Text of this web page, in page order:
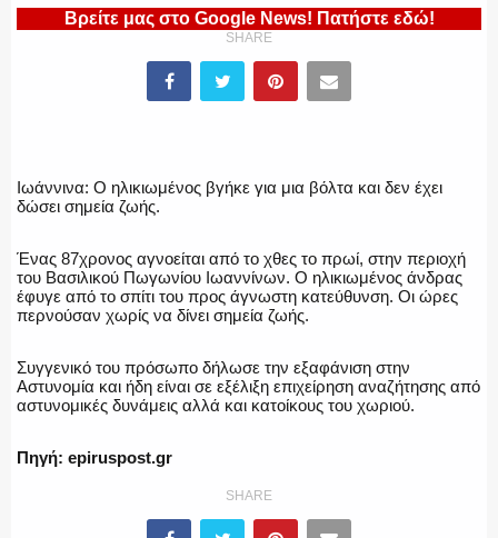
ΠΥΡΟΣΒΕΣΤΙΚΗ
ΛΙΜΕΝΙΚΟ
Βρείτε μας στο Google News! Πατήστε εδώ!
SHARE
Ιωάννινα: Ο ηλικιωμένος βγήκε για μια βόλτα και δεν έχει
δώσει σημεία ζωής.
Ένας 87χρονος αγνοείται από το χθες το πρωί, στην περιοχή
του Βασιλικού Πωγωνίου Ιωαννίνων. Ο ηλικιωμένος άνδρας
έφυγε από το σπίτι του προς άγνωστη κατεύθυνση. Οι ώρες
περνούσαν χωρίς να δίνει σημεία ζωής.
Συγγενικό του πρόσωπο δήλωσε την εξαφάνιση στην
Αστυνομία και ήδη είναι σε εξέλιξη επιχείρηση αναζήτησης από
αστυνομικές δυνάμεις αλλά και κατοίκους του χωριού.
Πηγή: epiruspost.gr
SHARE